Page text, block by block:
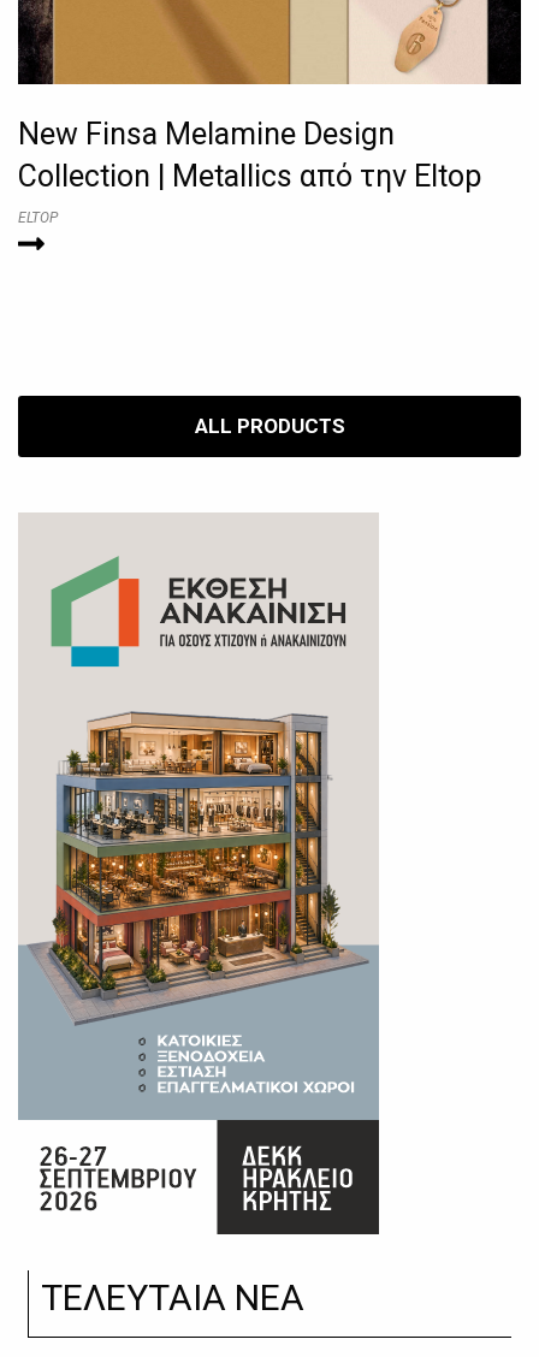
New Finsa Melamine Design
Collection | Metallics από την Eltop
ELTOP
ALL PRODUCTS
ΤΕΛΕΥΤΑΙΑ ΝΕΑ